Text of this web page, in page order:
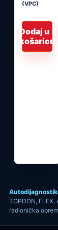
(VPC)
Dodaj u
košaricu
TOPDON,
radionička